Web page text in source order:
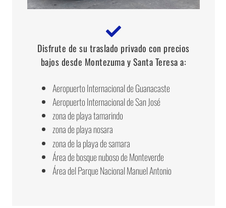
Disfrute de su traslado privado con precios
bajos desde Montezuma y Santa Teresa a:
Aeropuerto Internacional de Guanacaste
Aeropuerto Internacional de San José
zona de playa tamarindo
zona de playa nosara
zona de la playa de samara
Área de bosque nuboso de Monteverde
Área del Parque Nacional Manuel Antonio